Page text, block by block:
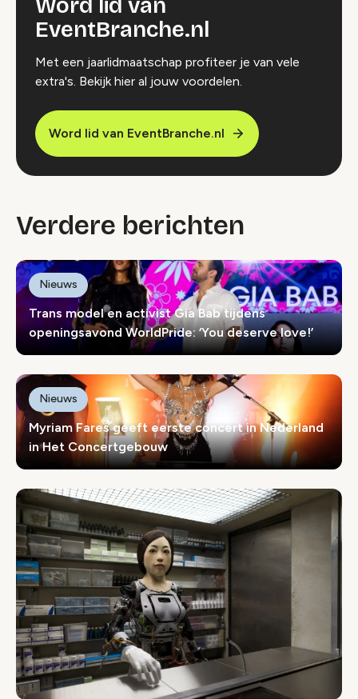
Word lid van
EventBranche.nl
Met een jaarlidmaatschap profiteer je van vele
extra's. Bekijk hier al jouw voordelen.
Word lid van EventBranche.nl
Verdere berichten
Trans model en activist Gia Bab tijdens
openingsavond WorldPride: ‘You deserve love!’
Nieuws
Myriam Fares geeft eerste concert in Nederland
in Het Concertgebouw
Nieuws